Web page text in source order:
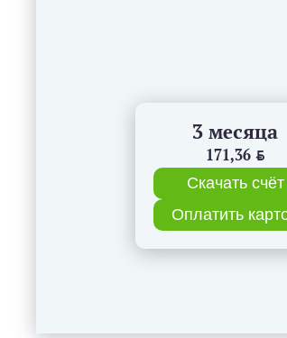
3 месяца
171,36 BYN
Скачать счёт
Оплатить